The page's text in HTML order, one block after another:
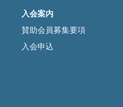
入会案内
賛助会員募集要項
入会申込